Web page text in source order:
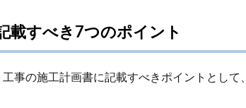
載すべき7つのポイント
事の施工計画書に記載すべきポイントとして、